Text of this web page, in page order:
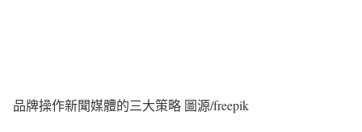
品牌操作新聞媒體的三大策略 圖源/freepik